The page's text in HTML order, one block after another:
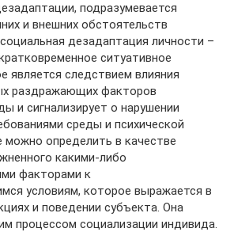
подразумевается
и внешних обстоятельств
дезадаптация личности –
ситуативное
является следствием влияния
раздражающих факторов
и сигнализирует о нарушении
среды и психической
можно определить в качестве
какими-либо
факторами к
условиям, которое выражается в
и поведении субъекта. Она
процессом социализации индивида.